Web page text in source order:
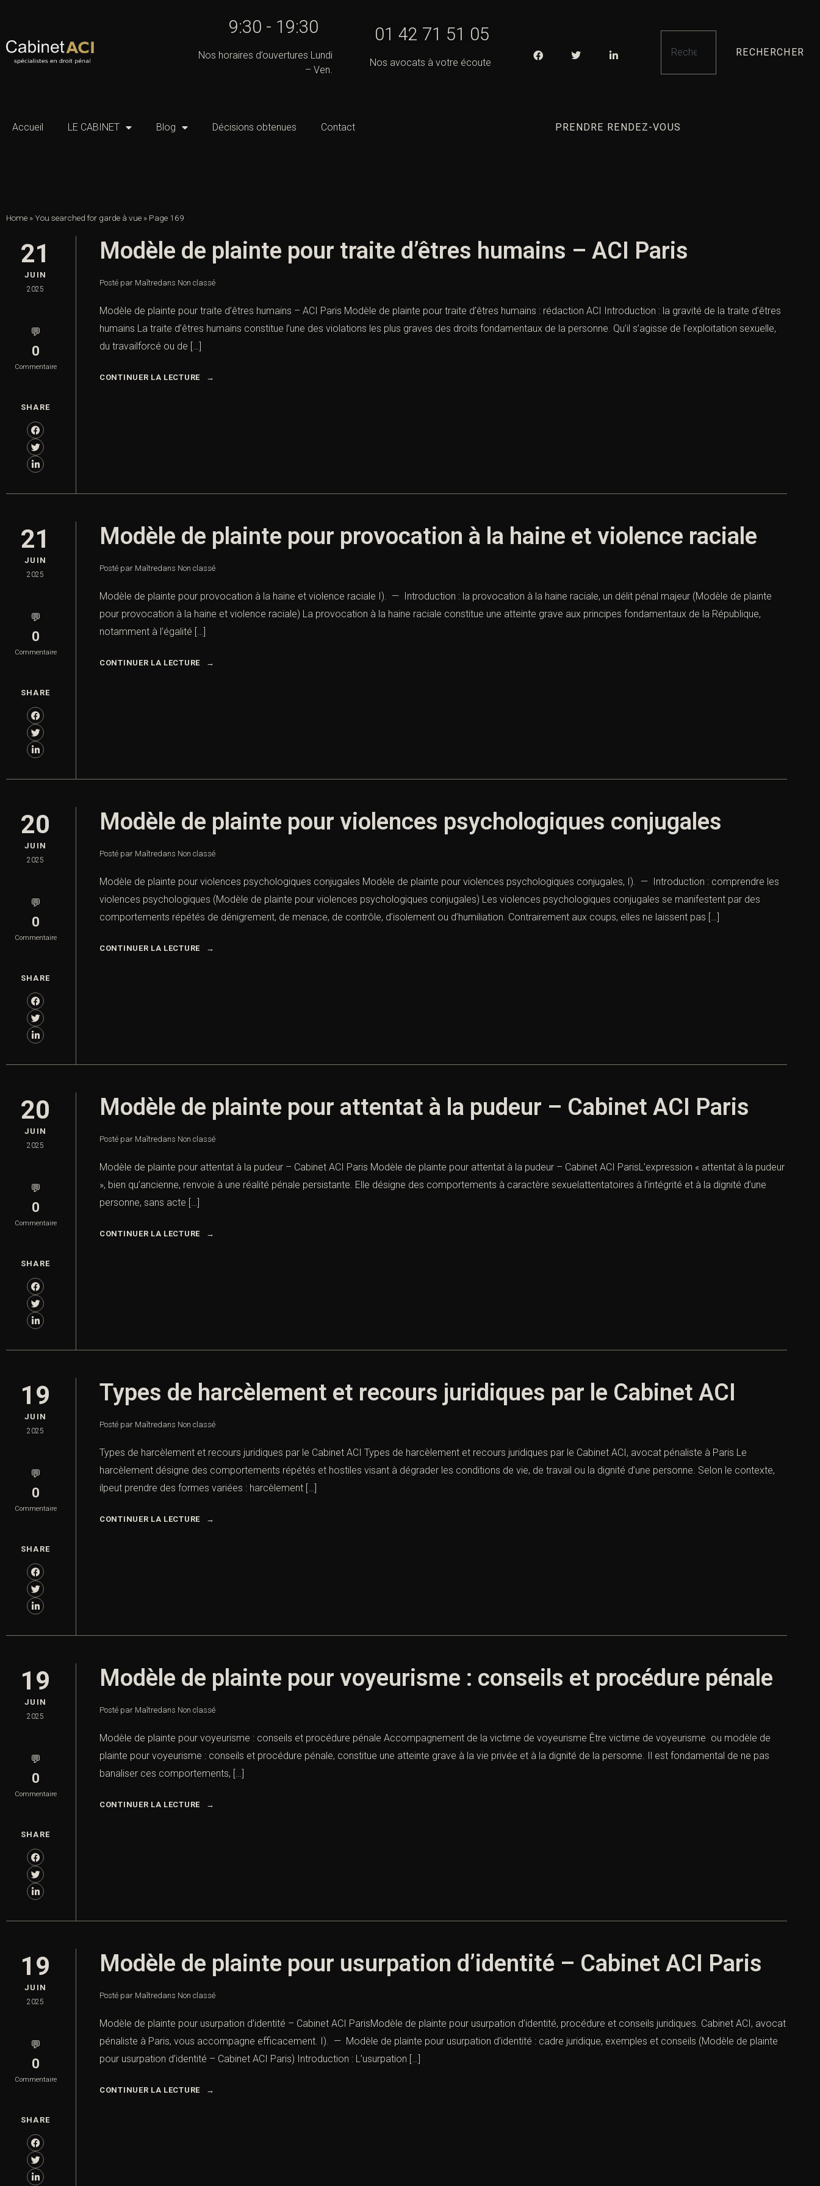
9:30 - 19:30
Nos horaires d’ouvertures Lundi
– Ven.
01 42 71 51 05
Nos avocats à votre écoute
RECHERCHER
Accueil LE CABINET Blog Décisions obtenues Contact PRENDRE RENDEZ-VOUS
Home »You searched for garde à vue » Page 169
21
JUIN
2025
💬
0
Commentaire
SHARE
Modèle de plainte pour traite d’êtres humains – ACI Paris
Posté par Maîtredans Non classé
Modèle de plainte pour traite d’êtres humains – ACI Paris Modèle de plainte pour traite d’êtres humains : rédaction ACI Introduction : la gravité de la traite d’êtres
humains La traite d’êtres humains constitue l’une des violations les plus graves des droits fondamentaux de la personne. Qu’il s’agisse de l’exploitation sexuelle,
du travailforcé ou de […]
CONTINUER LA LECTURE
21
JUIN
2025
💬
0
Commentaire
SHARE
Modèle de plainte pour provocation à la haine et violence raciale
Posté par Maîtredans Non classé
Modèle de plainte pour provocation à la haine et violence raciale I). — Introduction : la provocation à la haine raciale, un délit pénal majeur (Modèle de plainte
pour provocation à la haine et violence raciale) La provocation à la haine raciale constitue une atteinte grave aux principes fondamentaux de la République,
notamment à l’égalité […]
CONTINUER LA LECTURE
20
JUIN
2025
💬
0
Commentaire
SHARE
Modèle de plainte pour violences psychologiques conjugales
Posté par Maîtredans Non classé
Modèle de plainte pour violences psychologiques conjugales Modèle de plainte pour violences psychologiques conjugales, I). — Introduction : comprendre les
violences psychologiques (Modèle de plainte pour violences psychologiques conjugales) Les violences psychologiques conjugales se manifestent par des
comportements répétés de dénigrement, de menace, de contrôle, d’isolement ou d’humiliation. Contrairement aux coups, elles ne laissent pas […]
CONTINUER LA LECTURE
20
JUIN
2025
💬
0
Commentaire
SHARE
Modèle de plainte pour attentat à la pudeur – Cabinet ACI Paris
Posté par Maîtredans Non classé
Modèle de plainte pour attentat à la pudeur – Cabinet ACI Paris Modèle de plainte pour attentat à la pudeur – Cabinet ACI ParisL’expression « attentat à la pudeur
», bien qu’ancienne, renvoie à une réalité pénale persistante. Elle désigne des comportements à caractère sexuelattentatoires à l’intégrité et à la dignité d’une
personne, sans acte […]
CONTINUER LA LECTURE
19
JUIN
2025
💬
0
Commentaire
SHARE
Types de harcèlement et recours juridiques par le Cabinet ACI
Posté par Maîtredans Non classé
Types de harcèlement et recours juridiques par le Cabinet ACI Types de harcèlement et recours juridiques par le Cabinet ACI, avocat pénaliste à Paris Le
harcèlement désigne des comportements répétés et hostiles visant à dégrader les conditions de vie, de travail ou la dignité d’une personne. Selon le contexte,
ilpeut prendre des formes variées : harcèlement […]
CONTINUER LA LECTURE
19
JUIN
2025
💬
0
Commentaire
SHARE
Modèle de plainte pour voyeurisme : conseils et procédure pénale
Posté par Maîtredans Non classé
Modèle de plainte pour voyeurisme : conseils et procédure pénale Accompagnement de la victime de voyeurisme Être victime de voyeurisme ou modèle de
plainte pour voyeurisme : conseils et procédure pénale, constitue une atteinte grave à la vie privée et à la dignité de la personne. Il est fondamental de ne pas
banaliser ces comportements, […]
CONTINUER LA LECTURE
19
JUIN
2025
💬
0
Commentaire
SHARE
Modèle de plainte pour usurpation d’identité – Cabinet ACI Paris
Posté par Maîtredans Non classé
Modèle de plainte pour usurpation d’identité – Cabinet ACI ParisModèle de plainte pour usurpation d’identité, procédure et conseils juridiques. Cabinet ACI, avocat
pénaliste à Paris, vous accompagne efficacement. I). — Modèle de plainte pour usurpation d’identité : cadre juridique, exemples et conseils (Modèle de plainte
pour usurpation d’identité – Cabinet ACI Paris) Introduction : L’usurpation […]
CONTINUER LA LECTURE